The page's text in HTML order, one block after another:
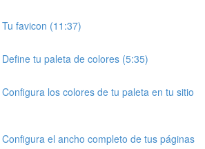
favicon (11:37)
tu paleta de colores (5:35)
los colores de tu paleta en tu sitio
el ancho completo de tus páginas